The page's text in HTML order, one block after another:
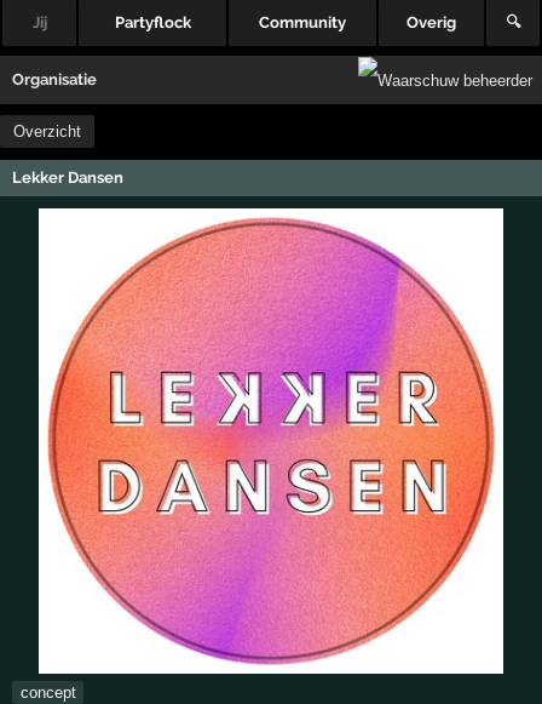
Jij Partyflock Community Overig 🔍
Organisatie
Overzicht
Lekker Dansen
concept